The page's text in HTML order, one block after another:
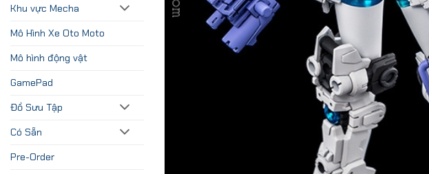
Khu vực Mecha
Mô Hình Xe Oto Moto
Mô hình động vật
GamePad
Đồ Sưu Tập
Có Sẵn
Pre-Order